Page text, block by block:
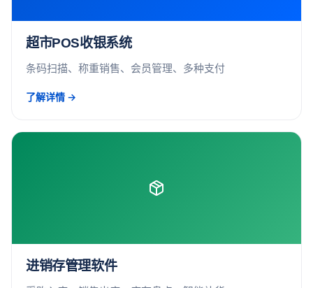
超市POS收银系统
条码扫描、称重销售、会员管理、多种支付
了解详情 →
进销存管理软件